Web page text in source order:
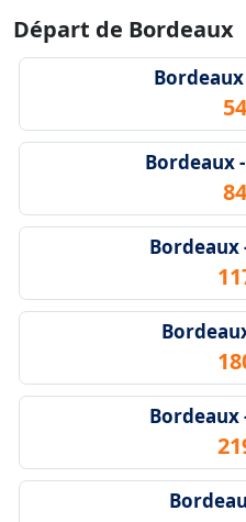
Départ de Bordeaux
Bordeaux
Bordeaux
Bordeaux